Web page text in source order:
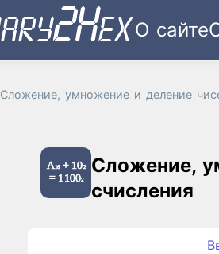
О сайте
Сложение, умножение и деление
Сложение,
счисления